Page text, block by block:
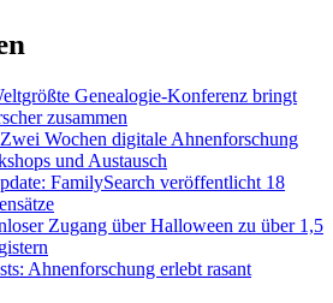
Genealogie-Konferenz bringt
zusammen
Wochen digitale Ahnenforschung
und Austausch
FamilySearch veröffentlicht 18
Zugang über Halloween zu über 1,5
Ahnenforschung erlebt rasant